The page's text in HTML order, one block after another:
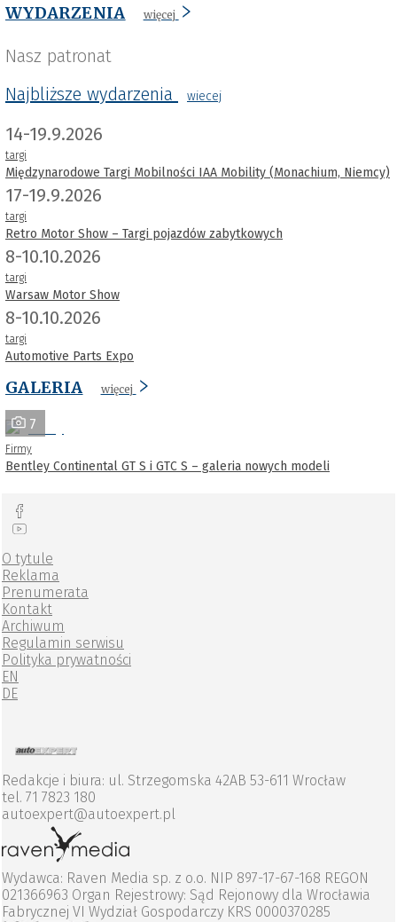
WYDARZENIA więcej
Nasz patronat
Najbliższe wydarzenia
wiecej
14-19.9.2026
targi
Międzynarodowe Targi Mobilności IAA Mobility (Monachium, Niemcy)
17-19.9.2026
targi
Retro Motor Show – Targi pojazdów zabytkowych
8-10.10.2026
targi
Warsaw Motor Show
8-10.10.2026
targi
Automotive Parts Expo
GALERIA więcej
7
Firmy
Bentley Continental GT S i GTC S – galeria nowych modeli
O tytule
Reklama
Prenumerata
Kontakt
Archiwum
Regulamin serwisu
Polityka prywatności
EN
DE
Redakcje i biura: ul. Strzegomska 42AB 53-611 Wrocław
tel. 71 7823 180
autoexpert@autoexpert.pl
Wydawca: Raven Media sp. z o.o. NIP 897-17-67-168 REGON
021366963 Organ Rejestrowy: Sąd Rejonowy dla Wrocławia
Fabrycznej VI Wydział Gospodarczy KRS 0000370285